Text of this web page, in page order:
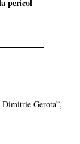
pericol
Gerota”,